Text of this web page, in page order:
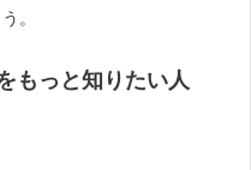
。
もっと知りたい人